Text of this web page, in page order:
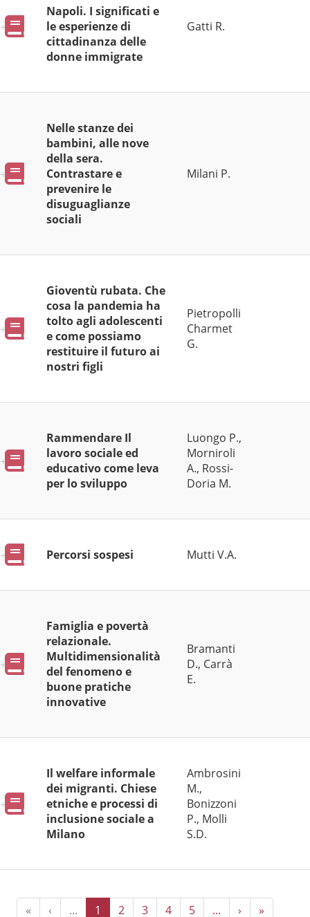
Pubblicazioni
Napoli. I significati e
le esperienze di
cittadinanza delle
donne immigrate
Gatti R.
Pubblicazioni
Nelle stanze dei
bambini, alle nove
della sera.
Contrastare e
prevenire le
disuguaglianze
sociali
Milani P.
Pubblicazioni
Gioventù rubata. Che
cosa la pandemia ha
tolto agli adolescenti
e come possiamo
restituire il futuro ai
nostri figli
Pietropolli
Charmet
G.
Pubblicazioni
Rammendare Il
lavoro sociale ed
educativo come leva
per lo sviluppo
Luongo P.,
Morniroli
A., Rossi-
Doria M.
Pubblicazioni
Percorsi sospesi Mutti V.A.
Pubblicazioni
Famiglia e povertà
relazionale.
Multidimensionalità
del fenomeno e
buone pratiche
innovative
Bramanti
D., Carrà
E.
Pubblicazioni
Il welfare informale
dei migranti. Chiese
etniche e processi di
inclusione sociale a
Milano
Ambrosini
M.,
Bonizzoni
P., Molli
S.D.
« ‹ ... 1 2 3 4 5 ... › »